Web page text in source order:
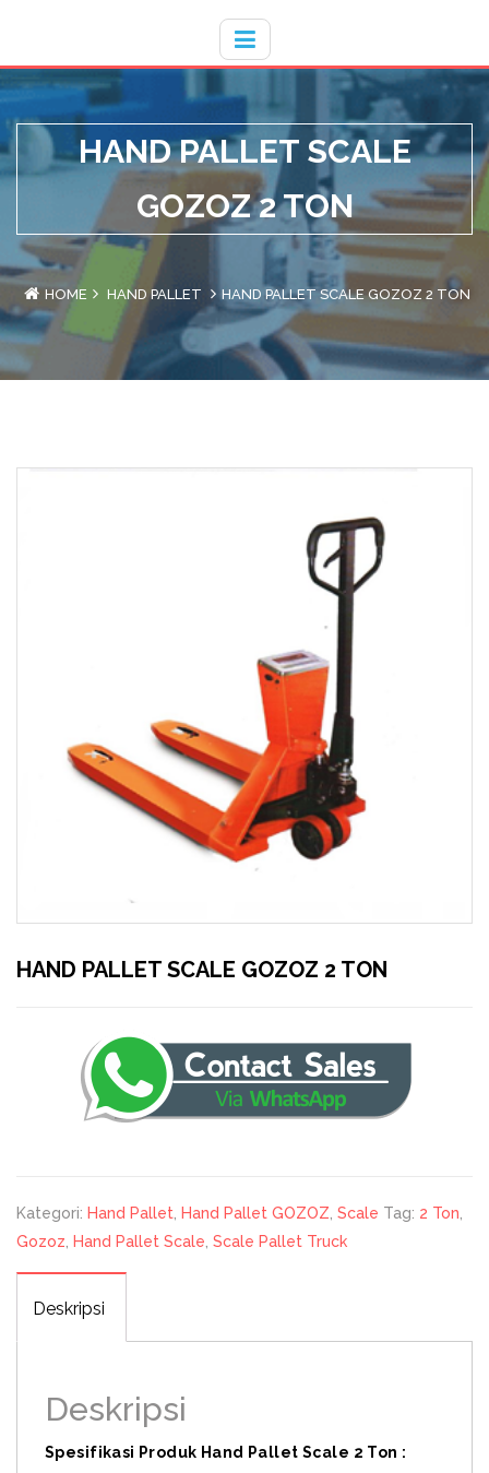
HAND PALLET SCALE
GOZOZ 2 TON
HOME HAND PALLET HAND PALLET SCALE GOZOZ 2 TON
HAND PALLET SCALE GOZOZ 2 TON
Kategori: Hand Pallet Hand Pallet GOZOZ Scale Tag: 2 Ton
Gozoz Hand Pallet Scale Scale Pallet Truck
Deskripsi
Deskripsi
Spesifikasi Produk Hand Pallet Scale 2 Ton :